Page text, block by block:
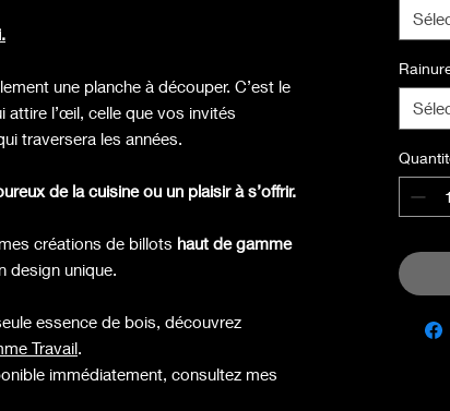
une planche à découper. C’est le
attire l’œil, celle que vos invités
traversera les années.
de la cuisine ou un plaisir à s’offrir.
créations de billots haut de gamme
design unique.
essence de bois, découvrez
Travail.
immédiatement, consultez mes